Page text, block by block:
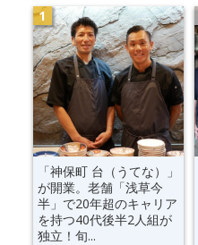
「神保町 台（うてな）」
が開業。老舗「浅草今
半」で20年超のキャリア
を持つ40代後半2人組が
独立！旬...